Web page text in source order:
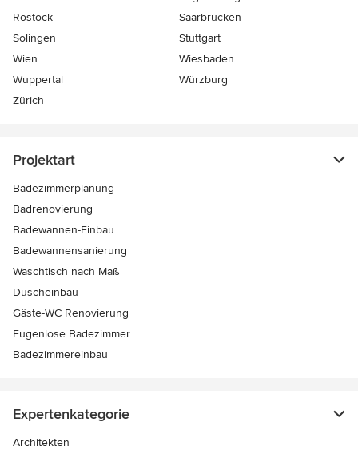
Rostock
Saarbrücken
Solingen
Stuttgart
Wien
Wiesbaden
Wuppertal
Würzburg
Zürich
Projektart
Badezimmerplanung
Badrenovierung
Badewannen-Einbau
Badewannensanierung
Waschtisch nach Maß
Duscheinbau
Gäste-WC Renovierung
Fugenlose Badezimmer
Badezimmereinbau
Expertenkategorie
Architekten